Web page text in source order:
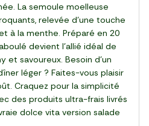
La semoule moelleuse
relevée d’une touche
à la menthe. Préparé en 20
devient l’allié idéal de
et savoureux. Besoin d’un
léger ? Faites-vous plaisir
Craquez pour la simplicité
des produits ultra-frais livrés
dolce vita version salade